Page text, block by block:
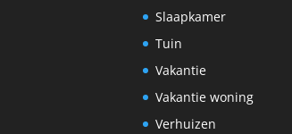
Slaapkamer
Tuin
Vakantie
Vakantie woning
Verhuizen